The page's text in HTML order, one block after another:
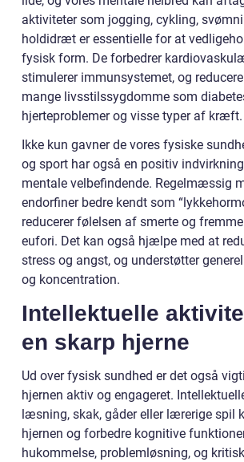
aktiviteter som jogging, cykling,
holdidræt er essentielle for at
fysisk form. De forbedrer
stimulerer immunsystemet, og
mange livsstilssygdomme som
hjerteproblemer og visse typer af kræft.
Ikke kun gavner de vores fysiske
og sport har også en positiv
mentale velbefindende. Regelmæssig
endorfiner bedre kendt som
reducerer følelsen af smerte og
eufori. Det kan også hjælpe med at
stress og angst, og understøtter
og koncentration.
Intellektuelle
en skarp hjerne
Ud over fysisk sundhed er det også
hjernen aktiv og engageret.
læsning, skak, gåder eller lærerige spil
hjernen og forbedre kognitive
hukommelse, problemløsning, og